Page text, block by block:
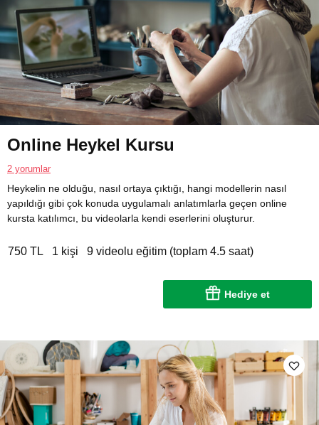
Online Heykel Kursu
2 yorumlar
Heykelin ne olduğu, nasıl ortaya çıktığı, hangi modellerin nasıl
yapıldığı gibi çok konuda uygulamalı anlatımlarla geçen online
kursta katılımcı, bu videolarla kendi eserlerini oluşturur.
750 TL 1 kişi 9 videolu eğitim (toplam 4.5 saat)
Hediye et